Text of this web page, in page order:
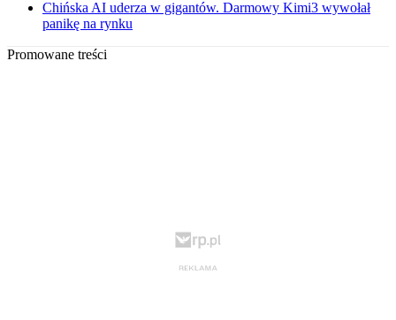
Chińska AI uderza w gigantów. Darmowy Kimi3 wywołał
panikę na rynku
Promowane treści